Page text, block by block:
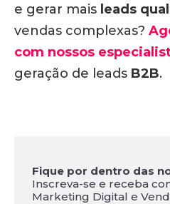
e gerar mais leads
vendas complexas?
com nossos
geração de leads B2B.
Fique por dentro das
Inscreva-se e receba
Marketing Digital e